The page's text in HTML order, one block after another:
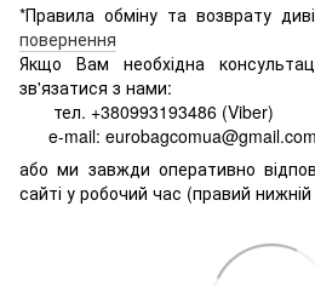
*Правила обміну та возврату
повернення
Якщо Вам необхідна
зв'язатися з нами:
тел. +380993193486 (Viber)
e-mail: eurobagcomua@gmail.com
або ми завжди оперативно
сайті у робочий час (правий